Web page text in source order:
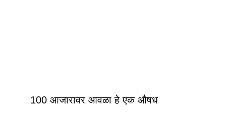
100 आजारावर आवळा हे एक औषध